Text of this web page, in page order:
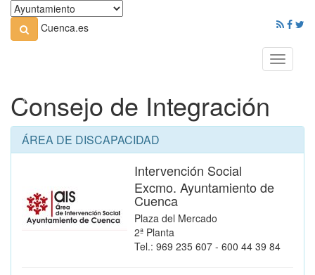
Cuenca.es
Toggle
Consejo de Integración
ÁREA DE DISCAPACIDAD
Intervención Social
Excmo. Ayuntamiento de
Cuenca
Plaza del Mercado
2ª Planta
Tel.: 969 235 607 - 600 44 39 84